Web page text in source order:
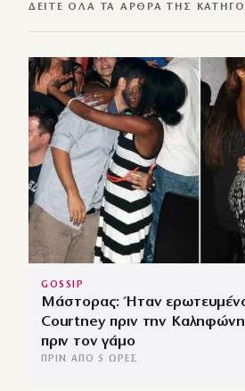
ΔΕΊΤΕ ΌΛΑ ΤΑ ΆΡΘΡΑ ΤΗΣ
GOSSIP
Μάστορας: Ήταν
Courtney πριν την Καληφώνη
πριν τον γάμο
ΠΡΙΝ ΑΠΌ 5 ΏΡΕΣ